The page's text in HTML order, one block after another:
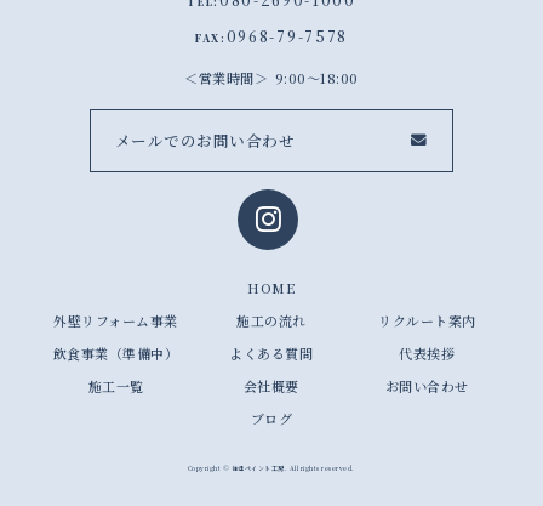
FAX: 0968-79-7578
営業時間 9:00～18:00
メールでのお問い合わせ
HOME
外壁リフォーム事業
飲食事業（準備中）
施工一覧
施工の流れ
よくある質問
会社概要
ブログ
リクルート案内
代表挨拶
お問い合わせ
Copyright © 住建ペイント工房. All rights reserved.